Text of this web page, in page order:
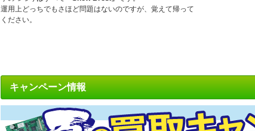
運用上どっちでもさほど問題はないのですが、覚えて帰って
ください。
キャンペーン情報